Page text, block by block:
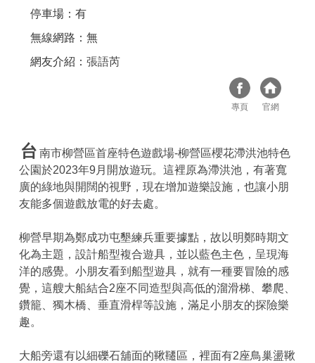
停車場：有
無線網路：無
網友介紹： 張語芮
專頁 官網
台 南市柳營區首座特色遊戲場-柳營區櫻花滯洪池特色
公園於2023年9月開放遊玩。這裡原為滯洪池，有著寬
廣的綠地與開闊的視野，現在增加遊樂設施，也讓小朋
友能多個遊戲放電的好去處。
柳營早期為鄭成功屯墾練兵重要據點，故以明鄭時期文
化為主題，設計船型複合遊具，並以藍色主色，呈現海
洋的感覺。小朋友看到船型遊具，就有一種要冒險的感
覺，這艘大船結合2座不同造型與高低的溜滑梯、攀爬、
鑽籠、獨木橋、垂直滑桿等設施，滿足小朋友的探險樂
趣。
大船旁還有以細礫石舖面的鞦韆區，裡面有2座鳥巢盪鞦